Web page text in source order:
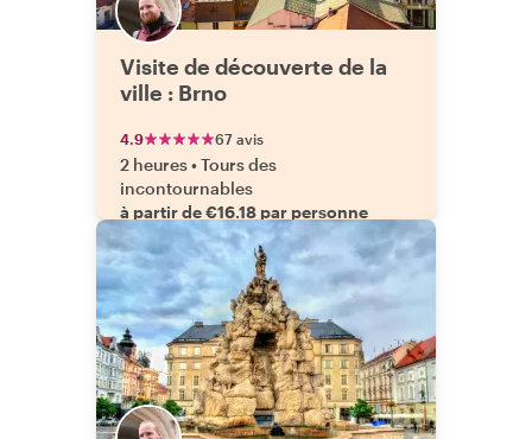
Visite de découverte de la
ville : Brno
4.9 67 avis
2 heures•Tours des
incontournables
à partir de €16.18 par personne